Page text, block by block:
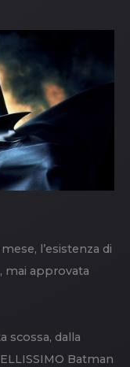
l’esistenza di
mai approvata
scossa, dalla
Batman